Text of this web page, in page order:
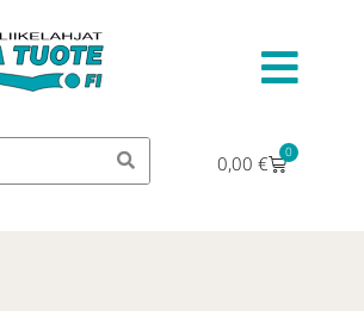
0,00 € 0